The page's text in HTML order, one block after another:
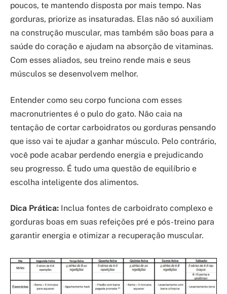
poucos, te mantendo disposta por mais tempo. Nas
gorduras, priorize as insaturadas. Elas não só auxiliam
na construção muscular, mas também são boas para a
saúde do coração e ajudam na absorção de vitaminas.
Com esses aliados, seu treino rende mais e seus
músculos se desenvolvem melhor.
Entender como seu corpo funciona com esses
macronutrientes é o pulo do gato. Não caia na
tentação de cortar carboidratos ou gorduras pensando
que isso vai te ajudar a ganhar músculo. Pelo contrário,
você pode acabar perdendo energia e prejudicando
seu progresso. É tudo uma questão de equilíbrio e
escolha inteligente dos alimentos.
Dica Prática: Inclua fontes de carboidrato complexo e
gorduras boas em suas refeições pré e pós-treino para
garantir energia e otimizar a recuperação muscular.